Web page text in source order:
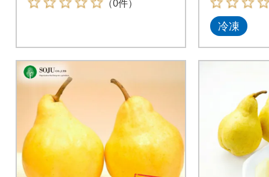
（0件）
冷凍